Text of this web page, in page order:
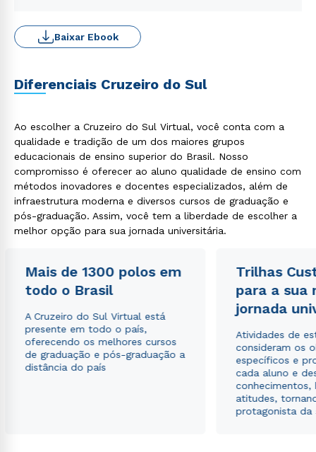
Baixar Ebook
Diferenciais Cruzeiro do Sul
Ao escolher a Cruzeiro do Sul Virtual, você conta com a
qualidade e tradição de um dos maiores grupos
educacionais de ensino superior do Brasil. Nosso
compromisso é oferecer ao aluno qualidade de ensino com
métodos inovadores e docentes especializados, além de
infraestrutura moderna e diversos cursos de graduação e
pós-graduação. Assim, você tem a liberdade de escolher a
melhor opção para sua jornada universitária.
Mais de 1300 polos em
todo o Brasil
A Cruzeiro do Sul Virtual está
presente em todo o país,
oferecendo os melhores cursos
de graduação e pós-graduação a
distância do país
Trilhas
para a sua
jornada
Atividades de
consideram os
específicos e
cada aluno e
conhecimentos,
atitudes,
protagonista da